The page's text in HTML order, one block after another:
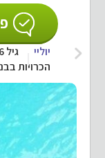
יוליי גיל 36
הכרויות